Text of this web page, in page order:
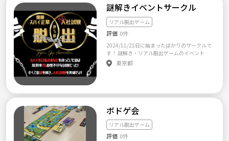
応） ⚠️ 注意事項 みんなが楽しく過ごせるよ
う、以下のルールを守ってください： 1.ビジ
ネスや外部イベントへの勧誘は禁止 2.他の参
加者への迷惑行為（しつこいナンパなど）はN
合は参加をお断りすることがあります 4.イベ
ント外でのトラブルは自己責任で対応をお願
いします 🌟 初心者の声も大切に 🌟 「クイズ
で、すぐに楽しさが分かるはずです✨ 私たち
す！ あなたと一緒に、素敵な思い出を作れる
のを楽しみにしています😊 お問い合わせ＆参
加希望はお気軽にどうぞ💌 一緒に楽しい時間
を過ごしましょう！
謎解きイベントサークル
リアル脱出ゲーム
評価 0件
2024/11/21日に始まったばかりのサークルで
す！ 謎解き・リアル脱出ゲームのイベントに
参加したり、 場所を借りてイベントを作った
りします！ 謎解き好きも初心者さんも、大歓
東京都
ボドゲ会
リアル脱出ゲーム
評価 0件